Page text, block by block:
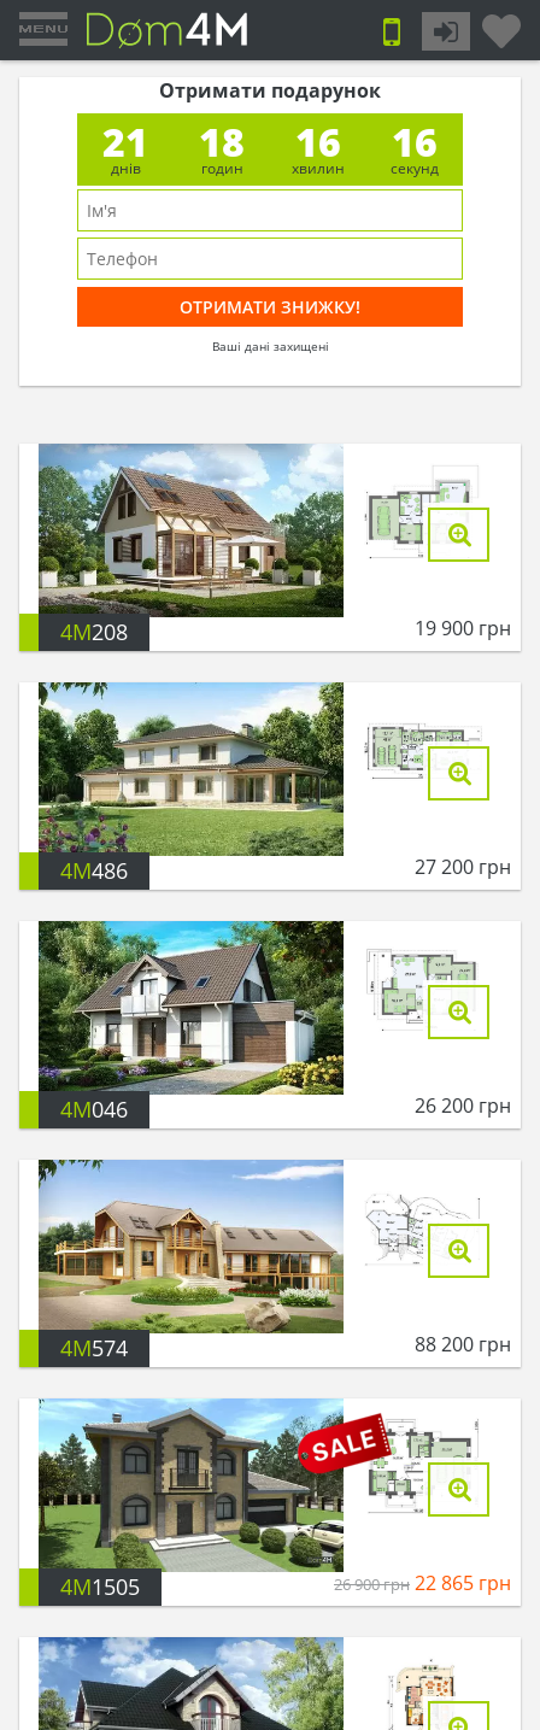
Отримати подарунок
21
днів
18
годин
16
хвилин
15
секунд
Ваші дані захищені
4M208 19 900 грн
4M486 27 200 грн
4M046 26 200 грн
4M574 88 200 грн
4M1505 26 900грн 22 865 грн